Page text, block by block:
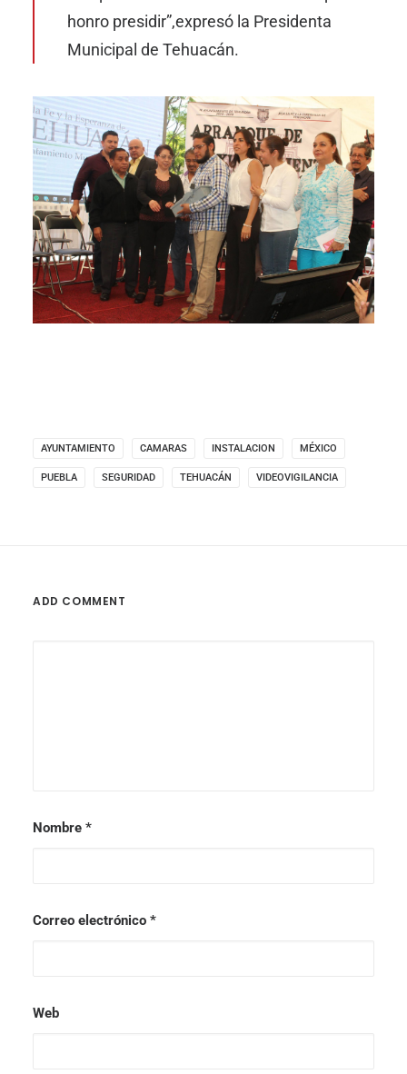
honro presidir”,expresó la Presidenta
Municipal de Tehuacán.
AYUNTAMIENTO CAMARAS INSTALACION MÉXICO
PUEBLA SEGURIDAD TEHUACÁN VIDEOVIGILANCIA
ADD COMMENT
Nombre *
Correo electrónico *
Web